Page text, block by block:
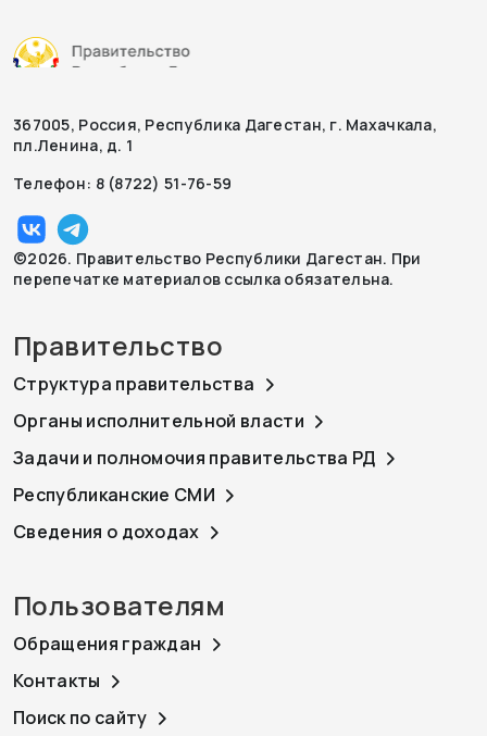
367005, Россия, Республика Дагестан, г. Махачкала,
пл.Ленина, д. 1
Телефон: 8 (8722) 51-76-59
©2026. Правительство Республики Дагестан. При
перепечатке материалов ссылка обязательна.
Правительство
Структура правительства
Органы исполнительной власти
Задачи и полномочия правительства РД
Республиканские СМИ
Сведения о доходах
Пользователям
Обращения граждан
Контакты
Поиск по сайту